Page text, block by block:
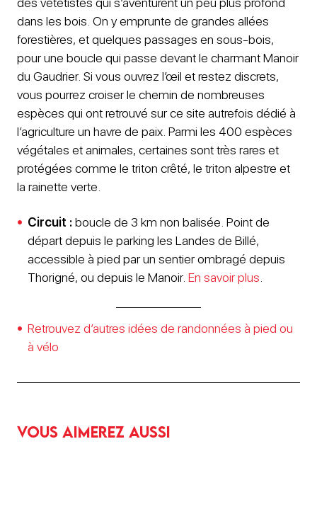
dans les bois. On y emprunte de grandes allées
forestières, et quelques passages en sous-bois,
pour une boucle qui passe devant le charmant Manoir
du Gaudrier. Si vous ouvrez l’œil et restez discrets,
vous pourrez croiser le chemin de nombreuses
espèces qui ont retrouvé sur ce site autrefois dédié à
l’agriculture un havre de paix. Parmi les 400 espèces
végétales et animales, certaines sont très rares et
protégées comme le triton crêté, le triton alpestre et
la rainette verte.
Circuit :boucle de 3 km non balisée. Point de
départ depuis le parking les Landes de Billé,
accessible à pied par un sentier ombragé depuis
Thorigné, ou depuis le Manoir. En savoir plus.
Retrouvez d’autres idées de randonnées à pied ou
à vélo
Vous aimerez aussi